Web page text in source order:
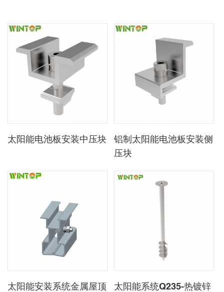
太阳能电池板安装中压块
铝制太阳能电池板安装侧
压块
太阳能安装系统金属屋顶
太阳能系统Q235-热镀锌